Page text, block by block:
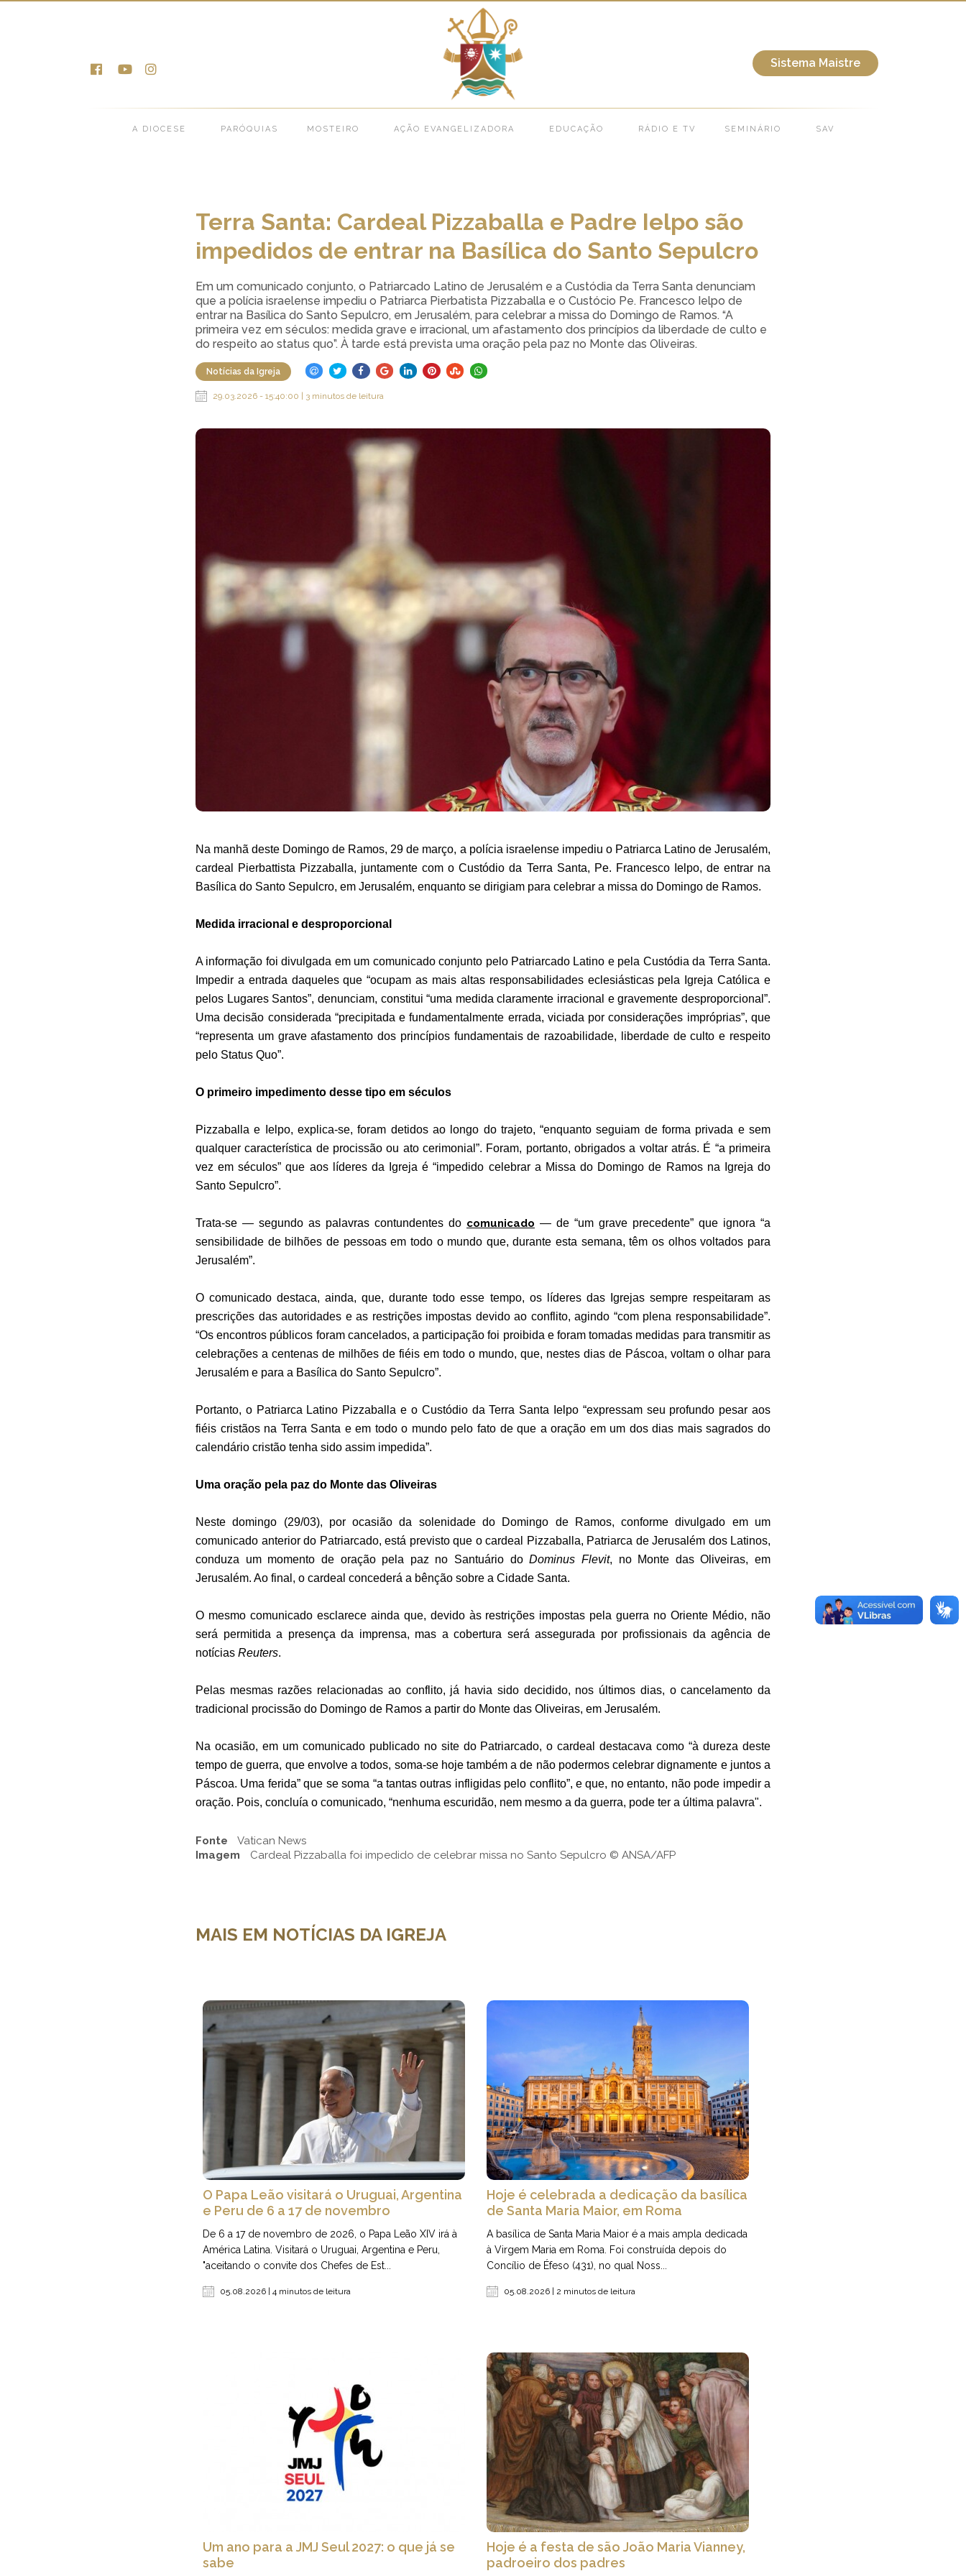
Sistema Maistre
A DIOCESE PARÓQUIAS MOSTEIRO AÇÃO EVANGELIZADORA EDUCAÇÃO RÁDIO E TV SEMINÁRIO SAV
Terra Santa: Cardeal Pizzaballa e Padre Ielpo são impedidos de entrar na Basílica do Santo Sepulcro
Terra Santa: Cardeal Pizzaballa e Padre Ielpo são
impedidos de entrar na Basílica do Santo Sepulcro
Em um comunicado conjunto, o Patriarcado Latino de Jerusalém e a Custódia da Terra Santa denunciam
que a polícia israelense impediu o Patriarca Pierbatista Pizzaballa e o Custócio Pe. Francesco Ielpo de
entrar na Basílica do Santo Sepulcro, em Jerusalém, para celebrar a missa do Domingo de Ramos. “A
primeira vez em séculos: medida grave e irracional, um afastamento dos princípios da liberdade de culto e
do respeito ao status quo”. À tarde está prevista uma oração pela paz no Monte das Oliveiras.
Notícias da Igreja
29.03.2026 - 15:40:00 | 3 minutos de leitura
Na manhã deste Domingo de Ramos, 29 de março, a polícia israelense impediu o Patriarca Latino de Jerusalém,
cardeal Pierbattista Pizzaballa, juntamente com o Custódio da Terra Santa, Pe. Francesco Ielpo, de entrar na
Basílica do Santo Sepulcro, em Jerusalém, enquanto se dirigiam para celebrar a missa do Domingo de Ramos.
Medida irracional e desproporcional
A informação foi divulgada em um comunicado conjunto pelo Patriarcado Latino e pela Custódia da Terra Santa.
Impedir a entrada daqueles que “ocupam as mais altas responsabilidades eclesiásticas pela Igreja Católica e
pelos Lugares Santos”, denunciam, constitui “uma medida claramente irracional e gravemente desproporcional”.
Uma decisão considerada “precipitada e fundamentalmente errada, viciada por considerações impróprias”, que
“representa um grave afastamento dos princípios fundamentais de razoabilidade, liberdade de culto e respeito
pelo Status Quo”.
O primeiro impedimento desse tipo em séculos
Pizzaballa e Ielpo, explica-se, foram detidos ao longo do trajeto, “enquanto seguiam de forma privada e sem
qualquer característica de procissão ou ato cerimonial”. Foram, portanto, obrigados a voltar atrás. É “a primeira
vez em séculos” que aos líderes da Igreja é “impedido celebrar a Missa do Domingo de Ramos na Igreja do
Santo Sepulcro”.
Trata-se — segundo as palavras contundentes do comunicado — de “um grave precedente” que ignora “a
sensibilidade de bilhões de pessoas em todo o mundo que, durante esta semana, têm os olhos voltados para
Jerusalém”.
O comunicado destaca, ainda, que, durante todo esse tempo, os líderes das Igrejas sempre respeitaram as
prescrições das autoridades e as restrições impostas devido ao conflito, agindo “com plena responsabilidade”.
“Os encontros públicos foram cancelados, a participação foi proibida e foram tomadas medidas para transmitir as
celebrações a centenas de milhões de fiéis em todo o mundo, que, nestes dias de Páscoa, voltam o olhar para
Jerusalém e para a Basílica do Santo Sepulcro”.
Portanto, o Patriarca Latino Pizzaballa e o Custódio da Terra Santa Ielpo “expressam seu profundo pesar aos
fiéis cristãos na Terra Santa e em todo o mundo pelo fato de que a oração em um dos dias mais sagrados do
calendário cristão tenha sido assim impedida”.
Uma oração pela paz do Monte das Oliveiras
Neste domingo (29/03), por ocasião da solenidade do Domingo de Ramos, conforme divulgado em um
comunicado anterior do Patriarcado, está previsto que o cardeal Pizzaballa, Patriarca de Jerusalém dos Latinos,
conduza um momento de oração pela paz no Santuário doDominus Flevit, no Monte das Oliveiras, em
Jerusalém. Ao final, o cardeal concederá a bênção sobre a Cidade Santa.
O mesmo comunicado esclarece ainda que, devido às restrições impostas pela guerra no Oriente Médio, não
será permitida a presença da imprensa, mas a cobertura será assegurada por profissionais da agência de
notícias Reuters.
Pelas mesmas razões relacionadas ao conflito, já havia sido decidido, nos últimos dias, o cancelamento da
tradicional procissão do Domingo de Ramos a partir do Monte das Oliveiras, em Jerusalém.
Na ocasião, em um comunicado publicado no site do Patriarcado, o cardeal destacava como “à dureza deste
tempo de guerra, que envolve a todos, soma-se hoje também a de não podermos celebrar dignamente e juntos a
Páscoa. Uma ferida” que se soma “a tantas outras infligidas pelo conflito”, e que, no entanto, não pode impedir a
oração. Pois, concluía o comunicado, “nenhuma escuridão, nem mesmo a da guerra, pode ter a última palavra".
Fonte
Vatican News
Imagem
Cardeal Pizzaballa foi impedido de celebrar missa no Santo Sepulcro © ANSA/AFP
MAIS EM NOTÍCIAS DA IGREJA
O Papa Leão visitará o Uruguai, Argentina
e Peru de 6 a 17 de novembro
De 6 a 17 de novembro de 2026, o Papa Leão XIV irá à
América Latina. Visitará o Uruguai, Argentina e Peru,
"aceitando o convite dos Chefes de Est...
05.08.2026 | 4 minutos de leitura
Hoje é celebrada a dedicação da basílica
de Santa Maria Maior, em Roma
A basílica de Santa Maria Maior é a mais ampla dedicada
à Virgem Maria em Roma. Foi construída depois do
Concílio de Éfeso (431), no qual Noss...
05.08.2026 | 2 minutos de leitura
Um ano para a JMJ Seul 2027: o que já se
sabe
Hoje é a festa de são João Maria Vianney,
padroeiro dos padres